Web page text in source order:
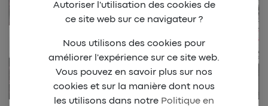
Autoriser l'utilisation des cookies de
ce site web sur ce navigateur ?
Nous utilisons des cookies pour
améliorer l'expérience sur ce site web.
Vous pouvez en savoir plus sur nos
cookies et sur la manière dont nous
les utilisons dans notre Politique en